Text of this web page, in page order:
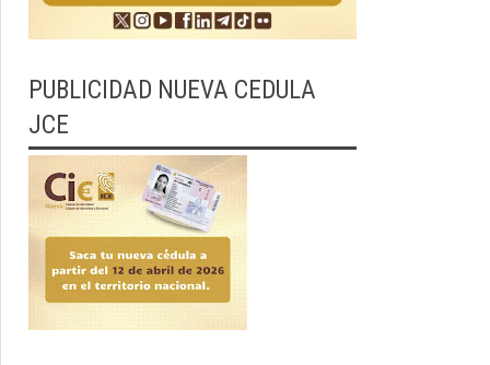
PUBLICIDAD NUEVA CEDULA
JCE